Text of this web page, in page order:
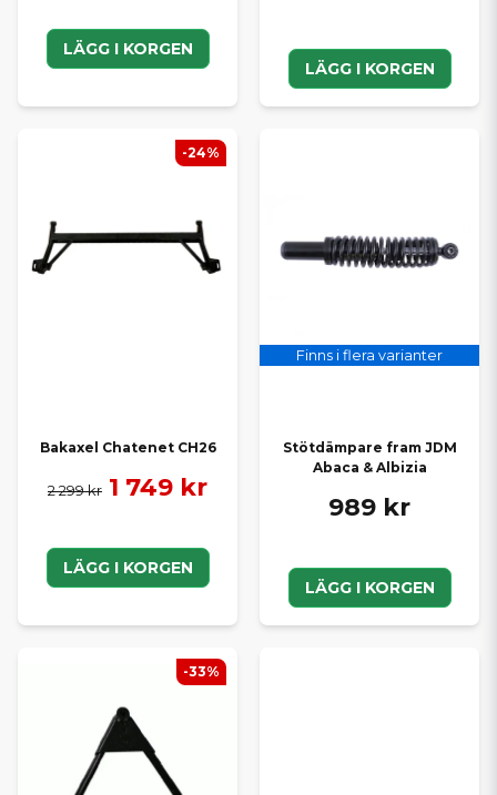
LÄGG I KORGEN
LÄGG I KORGEN
Bakaxel Chatenet CH26
2 299 kr 1 749 kr
LÄGG I KORGEN
-24%
Finns i flera varianter
Stötdämpare fram JDM
Abaca & Albizia
989 kr
LÄGG I KORGEN
-33%